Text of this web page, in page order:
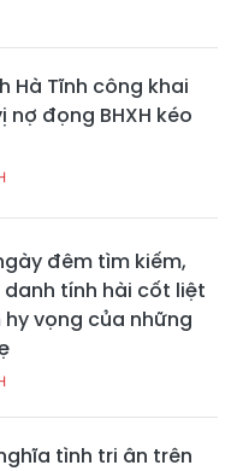
Hà Tĩnh công khai
nợ đọng BHXH kéo
đêm tìm kiếm,
tính hài cốt liệt
hy vọng của những
tình tri ân trên